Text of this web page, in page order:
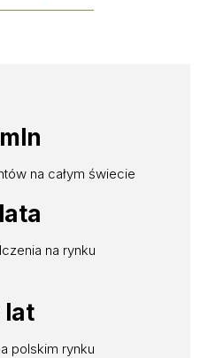
na całym świecie
mln
na rynku
lata
polskim rynku
lat